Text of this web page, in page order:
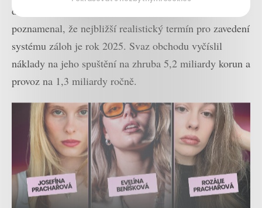
devadesátiprocentní míry zpětného odběru. Hladík ale
poznamenal, že nejbližší realistický termín pro zavedení
systému záloh je rok 2025. Svaz obchodu vyčíslil
náklady na jeho spuštění na zhruba 5,2 miliardy korun a
provoz na 1,3 miliardy ročně.